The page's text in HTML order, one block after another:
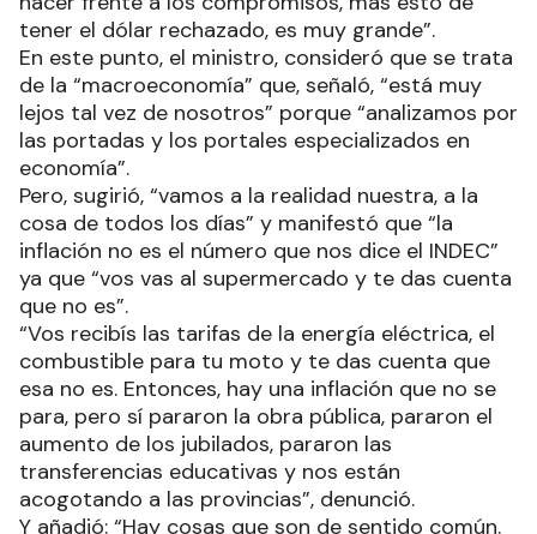
tener el dólar rechazado, es muy grande”.
En este punto, el ministro, consideró que se trata
de la “macroeconomía” que, señaló, “está muy
lejos tal vez de nosotros” porque “analizamos por
las portadas y los portales especializados en
economía”.
Pero, sugirió, “vamos a la realidad nuestra, a la
cosa de todos los días” y manifestó que “la
inflación no es el número que nos dice el INDEC”
ya que “vos vas al supermercado y te das cuenta
que no es”.
“Vos recibís las tarifas de la energía eléctrica, el
combustible para tu moto y te das cuenta que
esa no es. Entonces, hay una inflación que no se
para, pero sí pararon la obra pública, pararon el
aumento de los jubilados, pararon las
transferencias educativas y nos están
acogotando a las provincias”, denunció.
Y añadió: “Hay cosas que son de sentido común.